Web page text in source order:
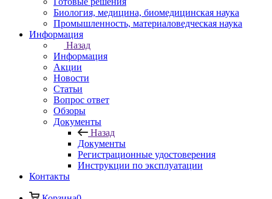
Биология, медицина, биомедицинская наука
Промышленность, материаловедческая наука
Информация
Назад
Информация
Акции
Новости
Статьи
Вопрос ответ
Обзоры
Документы
Назад
Документы
Регистрационные удостоверения
Инструкции по эксплуатации
Контакты